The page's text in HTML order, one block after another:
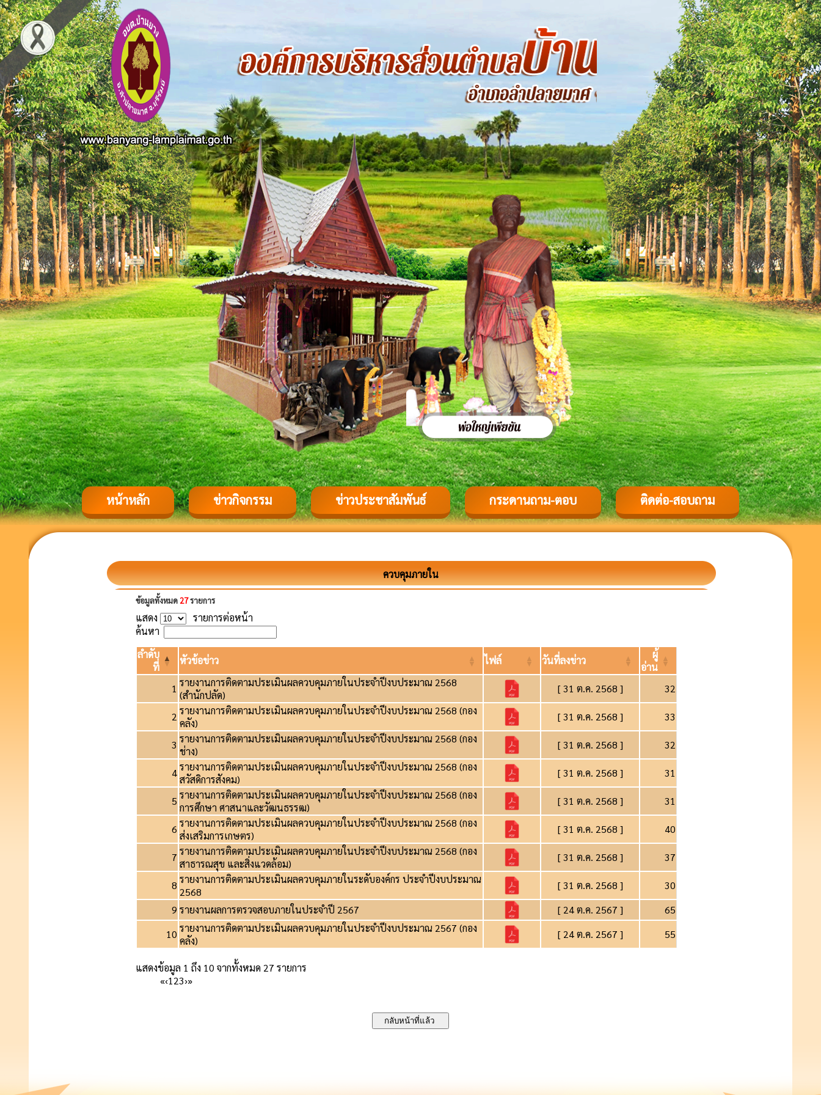
หน้าหลัก ข่าวกิจกรรม ข่าวประชาสัมพันธ์ กระดานถาม-ตอบ ติดต่อ-สอบถาม
ควบคุมภายใน
ข้อมูลทั้งหมด 27รายการ
แสดง
รายการต่อหน้า
ค้นหา
ลำดับ
ที่
หัวข้อข่าว ไฟล์ วันที่ลงข่าว
ผู้
อ่าน
1 รายงานการติดตามประเมินผลควบคุมภายในประจำปีงบประมาณ 2568
(สำนักปลัด)
[ 31 ต.ค. 2568 ] 32
2 รายงานการติดตามประเมินผลควบคุมภายในประจำปีงบประมาณ 2568 (กอง
คลัง)
[ 31 ต.ค. 2568 ] 33
3 รายงานการติดตามประเมินผลควบคุมภายในประจำปีงบประมาณ 2568 (กอง
ช่าง)
[ 31 ต.ค. 2568 ] 32
4รายงานการติดตามประเมินผลควบคุมภายในประจำปีงบประมาณ 2568 (กอง
สวัสดิการสังคม)
[ 31 ต.ค. 2568 ] 31
5 รายงานการติดตามประเมินผลควบคุมภายในประจำปีงบประมาณ 2568 (กอง
การศึกษา ศาสนาและวัฒนธรรฒ)
[ 31 ต.ค. 2568 ] 31
6 รายงานการติดตามประเมินผลควบคุมภายในประจำปีงบประมาณ 2568 (กอง
ส่งเสริมการเกษตร)
[ 31 ต.ค. 2568 ] 40
7 รายงานการติดตามประเมินผลควบคุมภายในประจำปีงบประมาณ 2568 (กอง
สาธารณสุข และสิ่งแวดล้อม)
[ 31 ต.ค. 2568 ] 37
8 รายงานการติดตามประเมินผลควบคุมภายในระดับองค์กร ประจำปีงบประมาณ
2568
[ 31 ต.ค. 2568 ]
30
9 รายงานผลการตรวจสอบภายในประจำปี 2567 [ 24 ต.ค. 2567 ]
65
10 รายงานการติดตามประเมินผลควบคุมภายในประจำปีงบประมาณ 2567 (กอง
คลัง)
[ 24 ต.ค. 2567 ] 55
แสดงข้อมูล 1 ถึง 10 จากทั้งหมด 27 รายการ
«‹123›»